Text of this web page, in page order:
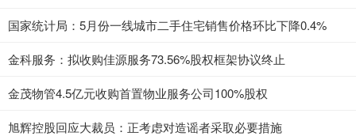
国家统计局：5月份一线城市二手住宅销售价格环比下降0.4%
金科服务：拟收购佳源服务73.56%股权框架协议终止
金茂物管4.5亿元收购首置物业服务公司100%股权
旭辉控股回应大裁员：正考虑对造谣者采取必要措施